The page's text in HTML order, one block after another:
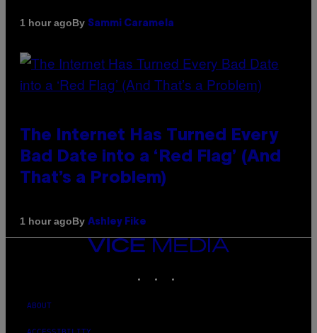
1 hour agoBy Sammi Caramela
The Internet Has Turned Every
Bad Date into a ‘Red Flag’ (And
That’s a Problem)
1 hour agoBy Ashley Fike
VICE
MEDIA
ABOUT